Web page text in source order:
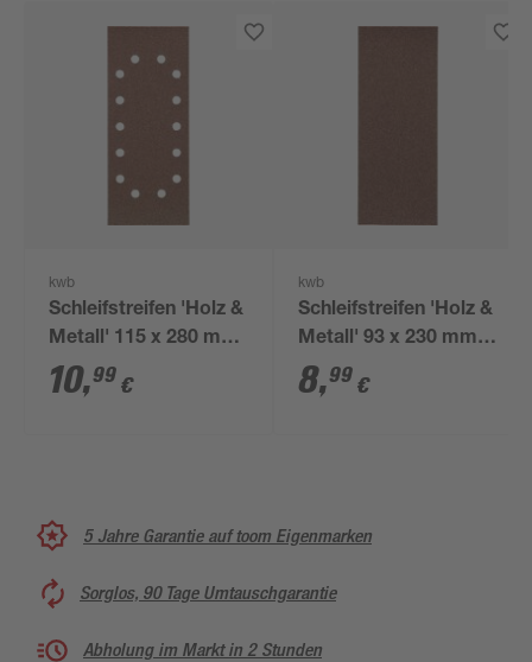
kwb
Schleifstreifen 'Holz &
Metall' 115 x 280 mm
K40 10 Stück
10,99 €
kwb
Schleifstreifen 'Holz &
Metall' 93 x 230 mm
K60 10 Stück
8,99 €
5 Jahre Garantie auf toom Eigenmarken
Sorglos, 90 Tage Umtauschgarantie
Abholung im Markt in 2 Stunden